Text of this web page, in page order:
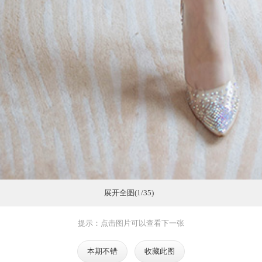
展开全图(1/35)
提示：点击图片可以查看下一张
本期不错 收藏此图